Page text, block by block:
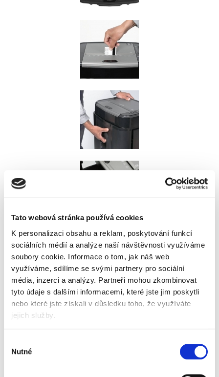
Tato webová stránka používá cookies
K personalizaci obsahu a reklam, poskytování funkcí
sociálních médií a analýze naší návštěvnosti využíváme
soubory cookie. Informace o tom, jak náš web
využíváme, sdílíme se svými partnery pro sociální
média, inzerci a analýzy. Partneři mohou zkombinovat
tyto údaje s dalšími informacemi, které jste jim poskytli
nebo které jste získali v důsledku toho, že využíváte
jejich služby.
souhlasu
Nutné
Stroj skartovací AT-140AF (2 x
12 mm)
vyhoví potřebám menší či domácí kanceláře.